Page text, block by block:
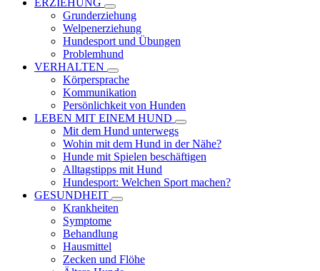
ERZIEHUNG
Grunderziehung
Welpenerziehung
Hundesport und Übungen
Problemhund
VERHALTEN
Körpersprache
Kommunikation
Persönlichkeit von Hunden
LEBEN MIT EINEM HUND
Mit dem Hund unterwegs
Wohin mit dem Hund in der Nähe?
Hunde mit Spielen beschäftigen
Alltagstipps mit Hund
Hundesport: Welchen Sport machen?
GESUNDHEIT
Krankheiten
Symptome
Behandlung
Hausmittel
Zecken und Flöhe